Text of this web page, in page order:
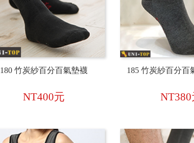
180 竹炭紗百分百氣墊襪
NT400元
185 竹炭紗百分百
NT380